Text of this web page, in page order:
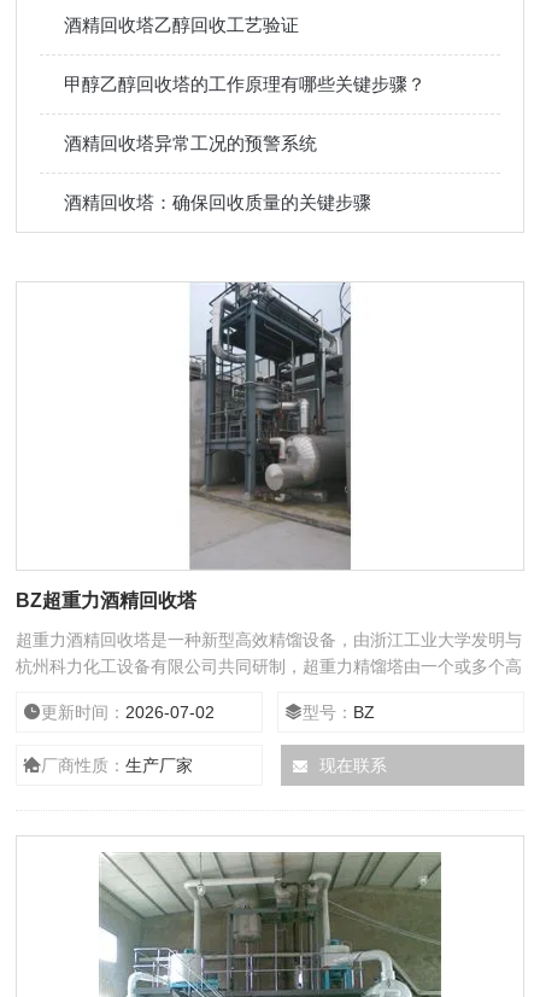
酒精回收塔乙醇回收工艺验证
甲醇乙醇回收塔的工作原理有哪些关键步骤？
酒精回收塔异常工况的预警系统
酒精回收塔：确保回收质量的关键步骤
BZ超重力酒精回收塔
超重力酒精回收塔是一种新型高效精馏设备，由浙江工业大学发明与
杭州科力化工设备有限公司共同研制，超重力精馏塔由一个或多个高
1.2米高的超重力精馏塔相当于15米高的常用精馏塔，是对传统的板
更新时间： 2026-07-02 型号： BZ
厂商性质：生产厂家 现在联系